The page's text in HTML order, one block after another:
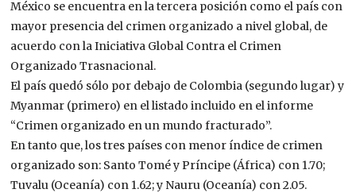
México se encuentra en la tercera posición como el país con
mayor presencia del crimen organizado a nivel global, de
acuerdo con la Iniciativa Global Contra el Crimen
Organizado Trasnacional.
El país quedó sólo por debajo de Colombia (segundo lugar) y
Myanmar (primero) en el listado incluido en el informe
“Crimen organizado en un mundo fracturado”.
En tanto que, los tres países con menor índice de crimen
organizado son: Santo Tomé y Príncipe (África) con 1.70;
Tuvalu (Oceanía) con 1.62; y Nauru (Oceanía) con 2.05.